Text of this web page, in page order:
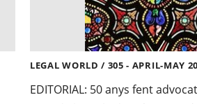
LEGAL WORLD / 305 - APRIL-MAY
EDITORIAL: 50 anys fent